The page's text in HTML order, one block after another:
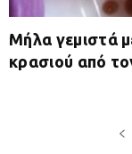
Μήλα γεμιστά
κρασιού από